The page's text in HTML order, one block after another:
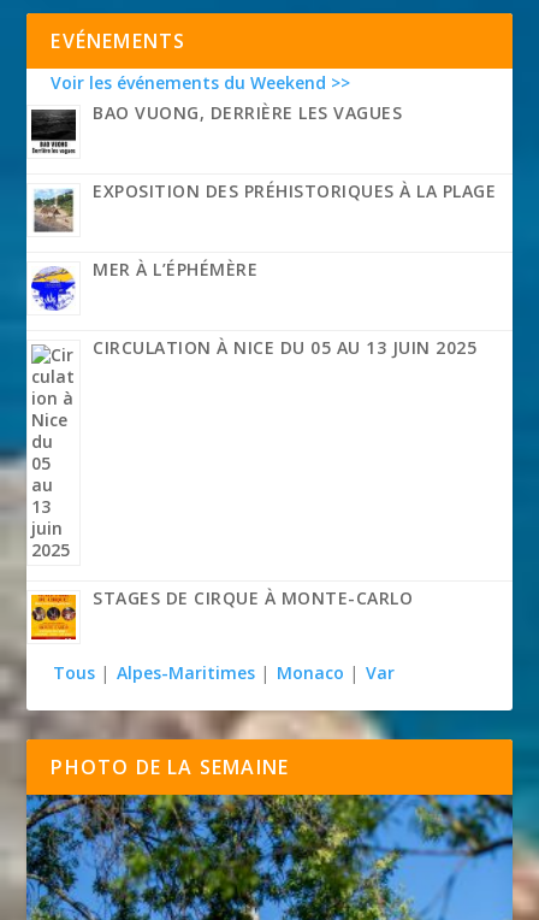
EVÉNEMENTS
Voir les événements du Weekend >>
BAO VUONG, DERRIÈRE LES VAGUES
EXPOSITION DES PRÉHISTORIQUES À LA PLAGE
MER À L’ÉPHÉMÈRE
CIRCULATION À NICE DU 05 AU 13 JUIN 2025
STAGES DE CIRQUE À MONTE-CARLO
Tous | Alpes-Maritimes | Monaco | Var
PHOTO DE LA SEMAINE